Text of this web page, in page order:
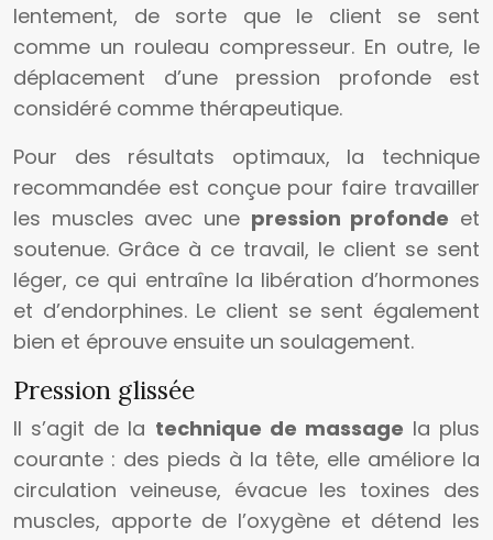
lentement, de sorte que le client se sent
comme un rouleau compresseur. En outre, le
déplacement d’une pression profonde est
considéré comme thérapeutique.
Pour des résultats optimaux, la technique
recommandée est conçue pour faire travailler
les muscles avec une pression profonde et
soutenue. Grâce à ce travail, le client se sent
léger, ce qui entraîne la libération d’hormones
et d’endorphines. Le client se sent également
bien et éprouve ensuite un soulagement.
Pression glissée
Il s’agit de la technique de massage la plus
courante : des pieds à la tête, elle améliore la
circulation veineuse, évacue les toxines des
muscles, apporte de l’oxygène et détend les